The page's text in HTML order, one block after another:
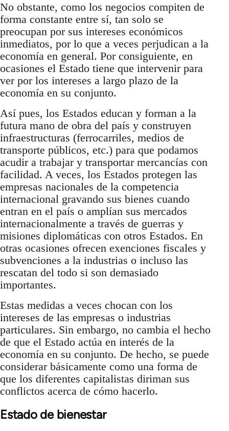
No obstante, como los negocios compiten de
forma constante entre sí, tan solo se
preocupan por sus intereses económicos
inmediatos, por lo que a veces perjudican a la
economía en general. Por consiguiente, en
ocasiones el Estado tiene que intervenir para
ver por los intereses a largo plazo de la
economía en su conjunto.
Así pues, los Estados educan y forman a la
futura mano de obra del país y construyen
infraestructuras (ferrocarriles, medios de
transporte públicos, etc.) para que podamos
acudir a trabajar y transportar mercancías con
facilidad. A veces, los Estados protegen las
empresas nacionales de la competencia
internacional gravando sus bienes cuando
entran en el país o amplían sus mercados
internacionalmente a través de guerras y
misiones diplomáticas con otros Estados. En
otras ocasiones ofrecen exenciones fiscales y
subvenciones a la industrias o incluso las
rescatan del todo si son demasiado
importantes.
Estas medidas a veces chocan con los
intereses de las empresas o industrias
particulares. Sin embargo, no cambia el hecho
de que el Estado actúa en interés de la
economía en su conjunto. De hecho, se puede
considerar básicamente como una forma de
que los diferentes capitalistas diriman sus
conflictos acerca de cómo hacerlo.
Estado de bienestar